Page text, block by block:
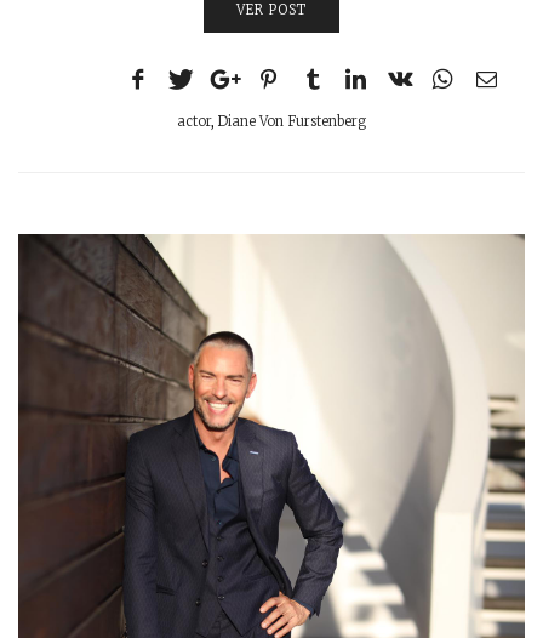
VER POST
actor, Diane Von Furstenberg